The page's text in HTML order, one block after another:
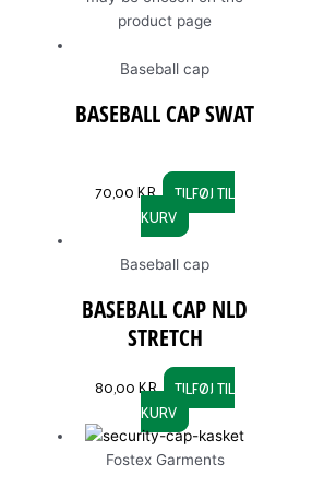
product page
Baseball cap
BASEBALL CAP SWAT
70,00KR.
TILFØJ TIL
KURV
Baseball cap
BASEBALL CAP NLD
STRETCH
80,00KR.
TILFØJ TIL
KURV
Fostex Garments